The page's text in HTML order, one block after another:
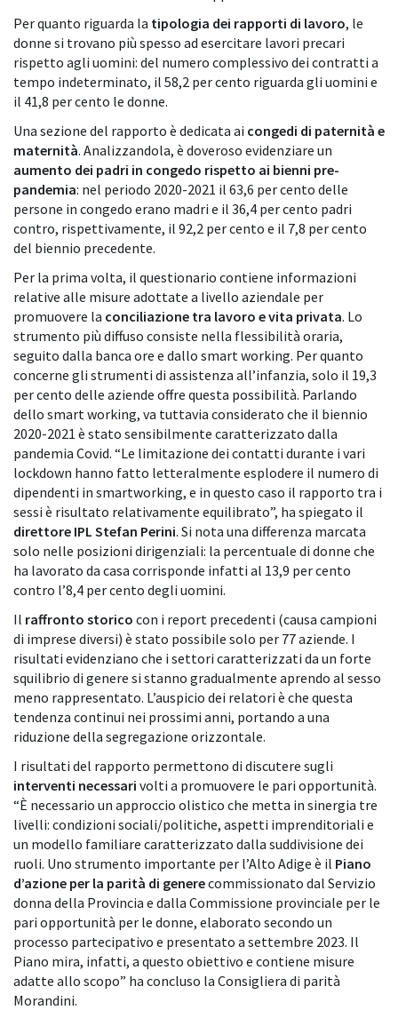
Per quanto riguarda la tipologia dei rapporti di lavoro, le
donne si trovano più spesso ad esercitare lavori precari
rispetto agli uomini: del numero complessivo dei contratti a
tempo indeterminato, il 58,2 per cento riguarda gli uomini e
il 41,8 per cento le donne.
Una sezione del rapporto è dedicata ai congedi di paternità e
maternità. Analizzandola, è doveroso evidenziare un
aumento dei padri in congedo rispetto ai bienni pre-
pandemia: nel periodo 2020-2021 il 63,6 per cento delle
persone in congedo erano madri e il 36,4 per cento padri
contro, rispettivamente, il 92,2 per cento e il 7,8 per cento
del biennio precedente.
Per la prima volta, il questionario contiene informazioni
relative alle misure adottate a livello aziendale per
promuovere la conciliazione tra lavoro e vita privata. Lo
strumento più diffuso consiste nella flessibilità oraria,
seguito dalla banca ore e dallo smart working. Per quanto
concerne gli strumenti di assistenza all’infanzia, solo il 19,3
per cento delle aziende offre questa possibilità. Parlando
dello smart working, va tuttavia considerato che il biennio
2020-2021 è stato sensibilmente caratterizzato dalla
pandemia Covid. “Le limitazione dei contatti durante i vari
lockdown hanno fatto letteralmente esplodere il numero di
dipendenti in smartworking, e in questo caso il rapporto tra i
sessi è risultato relativamente equilibrato”, ha spiegato il
direttore IPL Stefan Perini. Si nota una differenza marcata
solo nelle posizioni dirigenziali: la percentuale di donne che
ha lavorato da casa corrisponde infatti al 13,9 per cento
contro l’8,4 per cento degli uomini.
Il raffronto storico con i report precedenti (causa campioni
di imprese diversi) è stato possibile solo per 77 aziende. I
risultati evidenziano che i settori caratterizzati da un forte
squilibrio di genere si stanno gradualmente aprendo al sesso
meno rappresentato. L’auspicio dei relatori è che questa
tendenza continui nei prossimi anni, portando a una
riduzione della segregazione orizzontale.
I risultati del rapporto permettono di discutere sugli
interventi necessari volti a promuovere le pari opportunità.
“È necessario un approccio olistico che metta in sinergia tre
livelli: condizioni sociali/politiche, aspetti imprenditoriali e
un modello familiare caratterizzato dalla suddivisione dei
ruoli. Uno strumento importante per l’Alto Adige è il Piano
d’azione per la parità di generecommissionato dal Servizio
donna della Provincia e dalla Commissione provinciale per le
pari opportunità per le donne, elaborato secondo un
processo partecipativo e presentato a settembre 2023. Il
Piano mira, infatti, a questo obiettivo e contiene misure
adatte allo scopo” ha concluso la Consigliera di parità
Morandini.